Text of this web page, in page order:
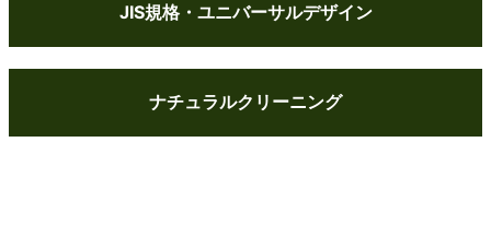
JIS規格・ユニバーサルデザイン
ナチュラルクリーニング